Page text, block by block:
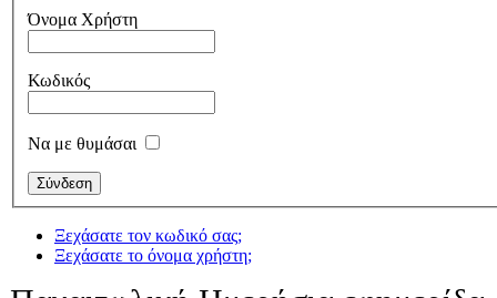
Όνομα Χρήστη
Κωδικός
Να με θυμάσαι
Ξεχάσατε τον κωδικό σας;
Ξεχάσατε το όνομα χρήστη;